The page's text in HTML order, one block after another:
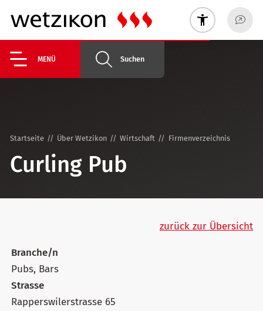
MENÜ Suchen
Startseite Über Wetzikon Wirtschaft Firmenverzeichnis
Curling Pub
zurück zur Übersicht
Branche/n
Pubs, Bars
Strasse
Rapperswilerstrasse 65